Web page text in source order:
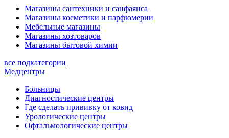
Магазины сантехники и санфаянса
Магазины косметики и парфюмерии
Мебельные магазины
Магазины хозтоваров
Магазины бытовой химии
все подкатегории
Медцентры
Больницы
Диагностические центры
Где сделать прививку от ковид
Урологические центры
Офтальмологические центры